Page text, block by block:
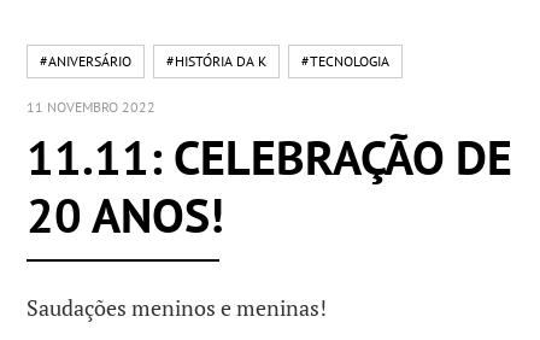
#ANIVERSÁRIO #HISTÓRIA DA K #TECNOLOGIA
11 NOVEMBRO 2022
11.11: CELEBRAÇÃO DE
20 ANOS!
Saudações meninos e meninas!